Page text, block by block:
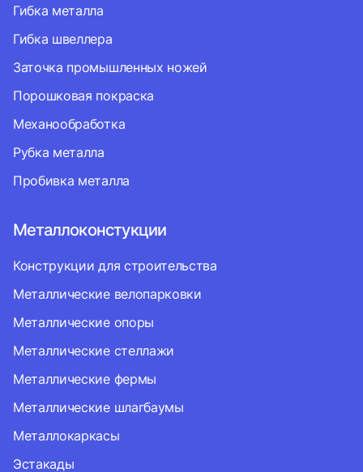
Гибка металла
Гибка швеллера
Заточка промышленных ножей
Порошковая покраска
Механообработка
Рубка металла
Пробивка металла
Металлоконстукции
Конструкции для строительства
Металлические велопарковки
Металлические опоры
Металлические стеллажи
Металлические фермы
Металлические шлагбаумы
Металлокаркасы
Эстакады